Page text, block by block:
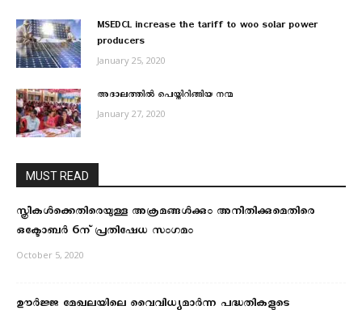
MSEDCL increase the tariff to woo solar power
producers
January 25, 2020
അദാലത്തിൽ പെയ്തിറിങ്ങിയ നന്മ
January 27, 2020
MUST READ
സ്ത്രീകള്‍ക്കെതിരെയുള്ള അക്രമങ്ങള്‍ക്കും അനീതിക്കുമെതിരെ
ഒക്ടോബര്‍ 6ന് പ്രതിഷേധ സംഗമം
October 5, 2020
ഊർജ്ജ മേഖലയിലെ വൈവിധ്യമാർന്ന പദ്ധതികളുടെ